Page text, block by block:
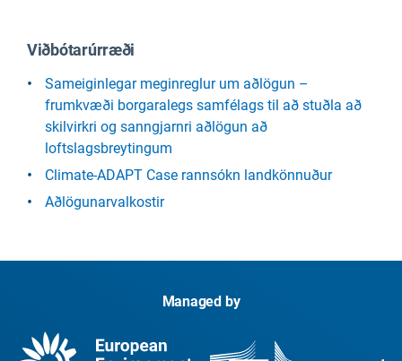
Viðbótarúrræði
Sameiginlegar meginreglur um aðlögun –
frumkvæði borgaralegs samfélags til að stuðla að
skilvirkri og sanngjarnri aðlögun að
loftslagsbreytingum
Climate-ADAPT Case rannsókn landkönnuður
Aðlögunarvalkostir
Managed by